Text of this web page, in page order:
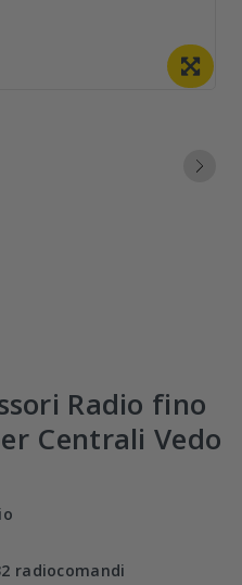
Radio fino
Centrali Vedo
radiocomandi